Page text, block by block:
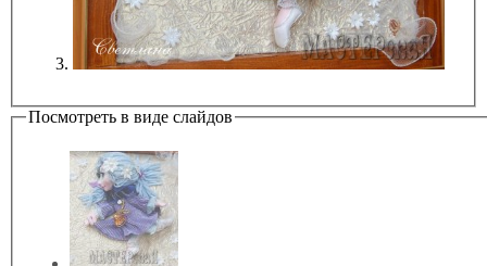
Посмотреть в виде слайдов